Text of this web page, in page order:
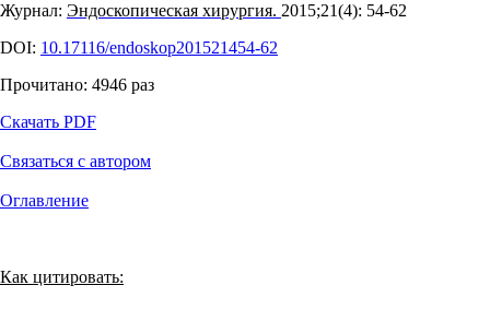
Журнал: Эндоскопическая хирургия. 2015;21(4): 54‑62
DOI: 10.17116/endoskop201521454-62
Прочитано: 4946 раз
Скачать PDF
Связаться с автором
Оглавление
Как цитировать: